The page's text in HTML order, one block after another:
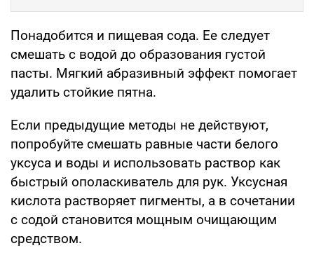
Понадобится и пищевая сода. Ее следует
смешать с водой до образования густой
пасты. Мягкий абразивный эффект помогает
удалить стойкие пятна.
Если предыдущие методы не действуют,
попробуйте смешать равные части белого
уксуса и воды и использовать раствор как
быстрый ополаскиватель для рук. Уксусная
кислота растворяет пигменты, а в сочетании
с содой становится мощным очищающим
средством.